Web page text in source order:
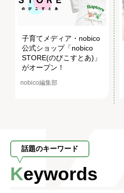
子育てメディア・nobico
公式ショップ「nobico
STORE(のびこすとあ)」
がオープン！
nobico編集部
話題のキーワード
Keywords